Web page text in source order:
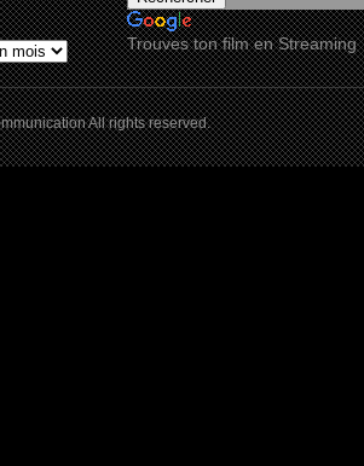
Trouves ton film en Streaming
All rights reserved.